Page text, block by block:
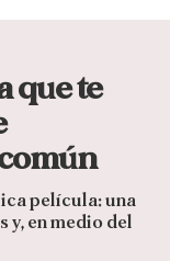
que te
película: una
en medio del